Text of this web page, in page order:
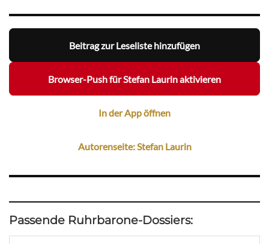
Beitrag zur Leseliste hinzufügen
Browser-Push für Stefan Laurin aktivieren
In der App öffnen
Autorenseite: Stefan Laurin
Passende Ruhrbarone-Dossiers: